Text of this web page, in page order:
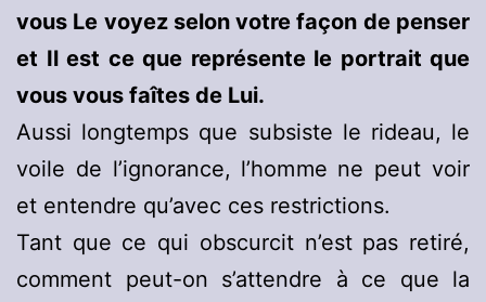
vous Le voyez selon votre façon de penser
et Il est ce que représente le portrait que
vous vous faîtes de Lui.
Aussi longtemps que subsiste le rideau, le
voile de l’ignorance, l’homme ne peut voir
et entendre qu’avec ces restrictions.
Tant que ce qui obscurcit n’est pas retiré,
comment peut-on s’attendre à ce que la